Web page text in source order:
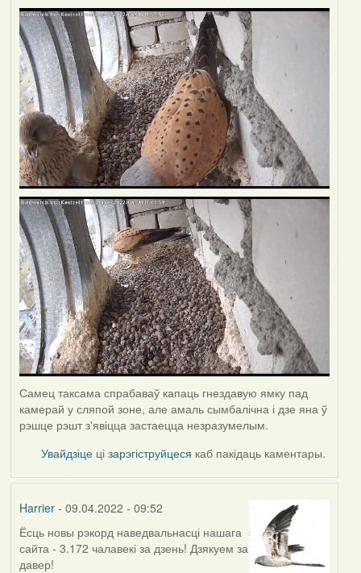
Самец таксама спрабаваў капаць гнездавую ямку пад
камерай у сляпой зоне, але амаль сымбалічна і дзе яна ў
рэшце рэшт з'явіцца застаецца незразумелым.
Увайдзіце цізарэгіструйцеся каб пакідаць каментары.
Harrier- 09.04.2022 - 09:52
Ёсць новы рэкорд наведвальнасці нашага
сайта - 3.172 чалавекі за дзень! Дзякуем за
давер!